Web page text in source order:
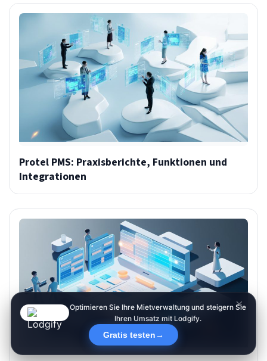
Optimieren Sie Ihre Mietverwaltung und steigern Sie
Ihren Umsatz mit Lodgify.
Gratis testen→
×
Protel PMS: Praxisberichte, Funktionen und
Integrationen